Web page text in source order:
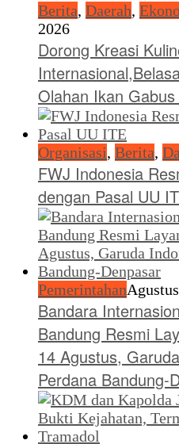
Berita, Daerah,
2026
Dorong Kreasi
Olahan Ikan
Organisasi, Berita,
FWJ Indonesia
dengan Pasal UU
Pemerintahan
Bandara
Bandung Resmi
14 Agustus,
Perdana Bandung-